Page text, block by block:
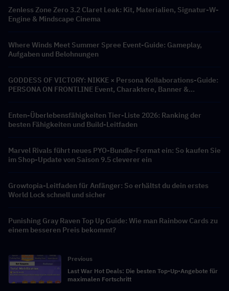
Zenless Zone Zero 3.2 Claret Leak: Kit, Materialien, Signatur-W-
Engine & Mindscape Cinema
Where Winds Meet Summer Spree Event-Guide: Gameplay,
Aufgaben und Belohnungen
GODDESS OF VICTORY: NIKKE × Persona Kollaborations-Guide:
PERSONA ON FRONTLINE Event, Charaktere, Banner &
Enten-Überlebensfähigkeiten Tier-Liste 2026: Ranking der
besten Fähigkeiten und Build-Leitfaden
Marvel Rivals führt neues PYO-Bundle-Format ein: So kaufen Sie
im Shop-Update von Saison 9.5 cleverer ein
Growtopia-Leitfaden für Anfänger: So erhältst du dein erstes
World Lock schnell und sicher
Punishing Gray Raven Top Up Guide: Wie man Rainbow Cards zu
einem besseren Preis bekommt?
Previous
Last War Hot Deals: Die besten Top-Up-Angebote für
maximalen Fortschritt